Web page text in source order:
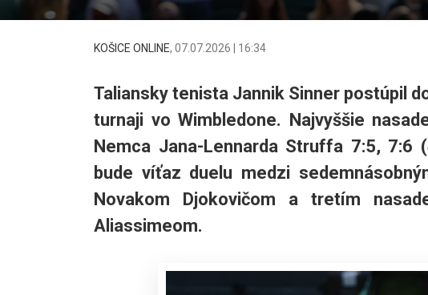
KOŠICE ONLINE, 07.07.2026 | 16:34
Taliansky tenista Jannik Sinner postúpil
turnaji vo Wimbledone. Najvyššie
Nemca Jana-Lennarda Struffa 7:5, 7:6
bude víťaz duelu medzi
Novakom Djokovičom a tretím
Aliassimeom.